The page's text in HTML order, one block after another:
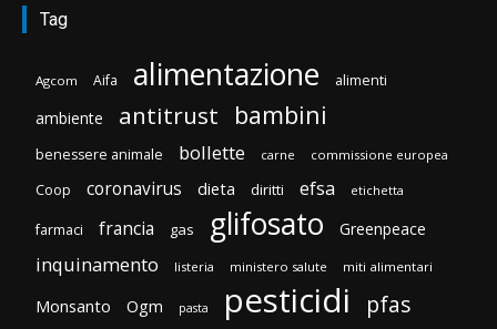
Tag
Agcom Aifa alimentazione alimenti
ambiente antitrust bambini
benessere animale bollette carne commissione europea
Coop coronavirus dieta diritti efsa etichetta
farmaci francia gas glifosato Greenpeace
inquinamento listeria ministero salute miti alimentari
Monsanto Ogm pasta pesticidi pfas